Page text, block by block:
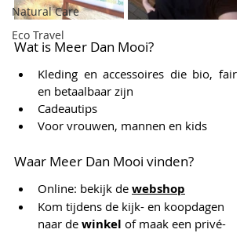
Natural Care
Eco Travel
Wat is Meer Dan Mooi?
Kleding en accessoires die bio, fair
en betaalbaar zijn
Cadeautips
Voor vrouwen, mannen en kids
Waar Meer Dan Mooi vinden?
Online: bekijk de webshop
Kom tijdens de kijk- en koopdagen
naar de winkel of maak een privé-